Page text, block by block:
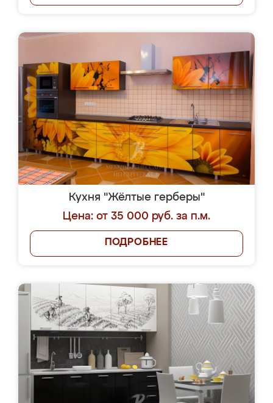
Кухня "Жёлтые герберы"
Цена: от 35 000 руб. за п.м.
ПОДРОБНЕЕ